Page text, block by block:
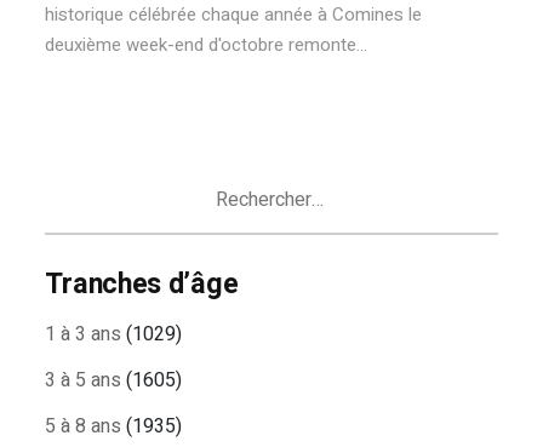
historique célébrée chaque année à Comines le
deuxième week-end d'octobre remonte...
Tranches d’âge
1 à 3 ans (1029)
3 à 5 ans (1605)
5 à 8 ans (1935)